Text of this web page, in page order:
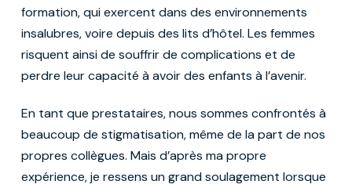
formation, qui exercent dans des environnements
insalubres, voire depuis des lits d’hôtel. Les femmes
risquent ainsi de souffrir de complications et de
perdre leur capacité à avoir des enfants à l’avenir.
En tant que prestataires, nous sommes confrontés à
beaucoup de stigmatisation, même de la part de nos
propres collègues. Mais d’après ma propre
expérience, je ressens un grand soulagement lorsque